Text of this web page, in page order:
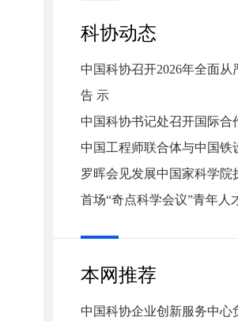
科协动态
告 示
中国科协书记处召开国际合
本网推荐